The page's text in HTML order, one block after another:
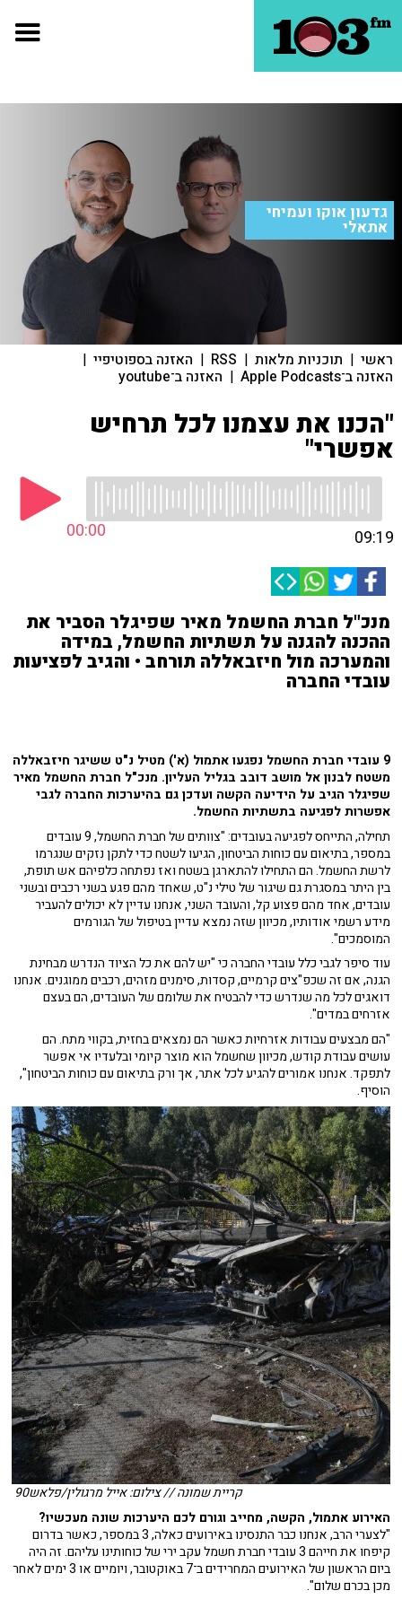
גדעון אוקו ועמיחי
אתאלי
ראשי | תוכניות מלאות |
RSS
| האזנה בספוטיפיי |
האזנה ב־Apple Podcasts | האזנה ב־youtube
"הכנו את עצמנו לכל תרחיש
אפשרי"
00:00 09:19
מנכ"ל חברת החשמל מאיר שפיגלר הסביר את
ההכנה להגנה על תשתיות החשמל, במידה
והמערכה מול חיזבאללה תורחב • והגיב לפציעות
עובדי החברה
9 עובדי חברת החשמל נפגעו אתמול (א') מטיל נ"ט ששיגר חיזבאללה
משטח לבנון אל מושב דובב בגליל העליון. מנכ"ל חברת החשמל מאיר
שפיגלר הגיב על הידיעה הקשה ועדכן גם בהיערכות החברה לגבי
אפשרות לפגיעה בתשתיות החשמל.
תחילה, התייחס לפגיעה בעובדים: "צוותים של חברת החשמל, 9 עובדים
במספר, בתיאום עם כוחות הביטחון, הגיעו לשטח כדי לתקן נזקים שנגרמו
לרשת החשמל. הם התחילו להתארגן בשטח ואז נפתחה כלפיהם אש תופת,
בין היתר במסגרת גם שיגור של טילי נ"ט, שאחד מהם פגע בשני רכבים ובשני
עובדים, אחד מהם פצוע קל, והעובד השני, אנחנו עדיין לא יכולים להעביר
מידע רשמי אודותיו, מכיוון שזה נמצא עדיין בטיפול של הגורמים
המוסמכים".
עוד סיפר לגבי כלל עובדי החברה כי "יש להם את כל הציוד הנדרש מבחינת
הגנה, אם זה שכפ"צים קרמיים, קסדות, סימנים מזהים, רכבים ממוגנים. אנחנו
דואגים לכל מה שנדרש כדי להבטיח את שלומם של העובדים, הם בעצם
אזרחים במדים".
"הם מבצעים עבודות אזרחיות כאשר הם נמצאים בחזית, בקווי מתח. הם
עושים עבודת קודש, מכיוון שחשמל הוא מוצר קיומי ובלעדיו אי אפשר
לתפקד. אנחנו אמורים להגיע לכל אתר, אך ורק בתיאום עם כוחות הביטחון",
הוסיף.
קריית שמונה // צילום: אייל מרגולין/פלאש90
האירוע אתמול, הקשה, מחייב וגורם לכם היערכות שונה מעכשיו?
"לצערי הרב, אנחנו כבר התנסינו באירועים כאלה, 3 במספר, כאשר בדרום
קיפחו את חייהם 3 עובדי חברת חשמל עקב ירי של כוחותינו עליהם. זה היה
ביום הראשון של האירועים המחרידים ב־7 באוקטובר, ויומיים או 3 ימים לאחר
מכן בכרם שלום".